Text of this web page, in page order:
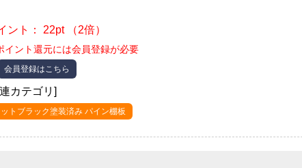
ント： 22pt （2倍）
ント還元には会員登録が必要
会員登録はこちら
カテゴリ]
トブラック塗装済み パイン棚板